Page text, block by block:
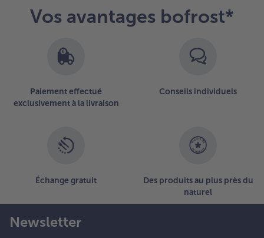
Vos avantages bofrost*
Paiement effectué
exclusivement à la livraison
Conseils individuels
Échange gratuit
Des produits au plus près du
naturel
Newsletter